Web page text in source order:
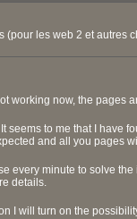
les web 2 et autres
working now, the pages
seems to me that I have
and all you pages
every minute to solve
details.
I will turn on the